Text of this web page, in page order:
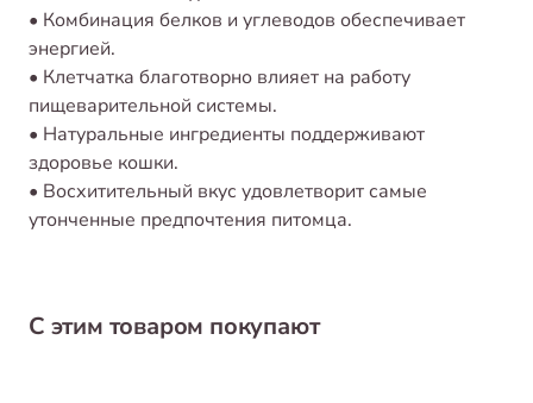
• Комбинация белков и углеводов обеспечивает
энергией.
• Клетчатка благотворно влияет на работу
пищеварительной системы.
• Натуральные ингредиенты поддерживают
здоровье кошки.
• Восхитительный вкус удовлетворит самые
утонченные предпочтения питомца.
С этим товаром покупают